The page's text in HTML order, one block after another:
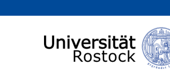
Browsen
direkt zum Inhalt